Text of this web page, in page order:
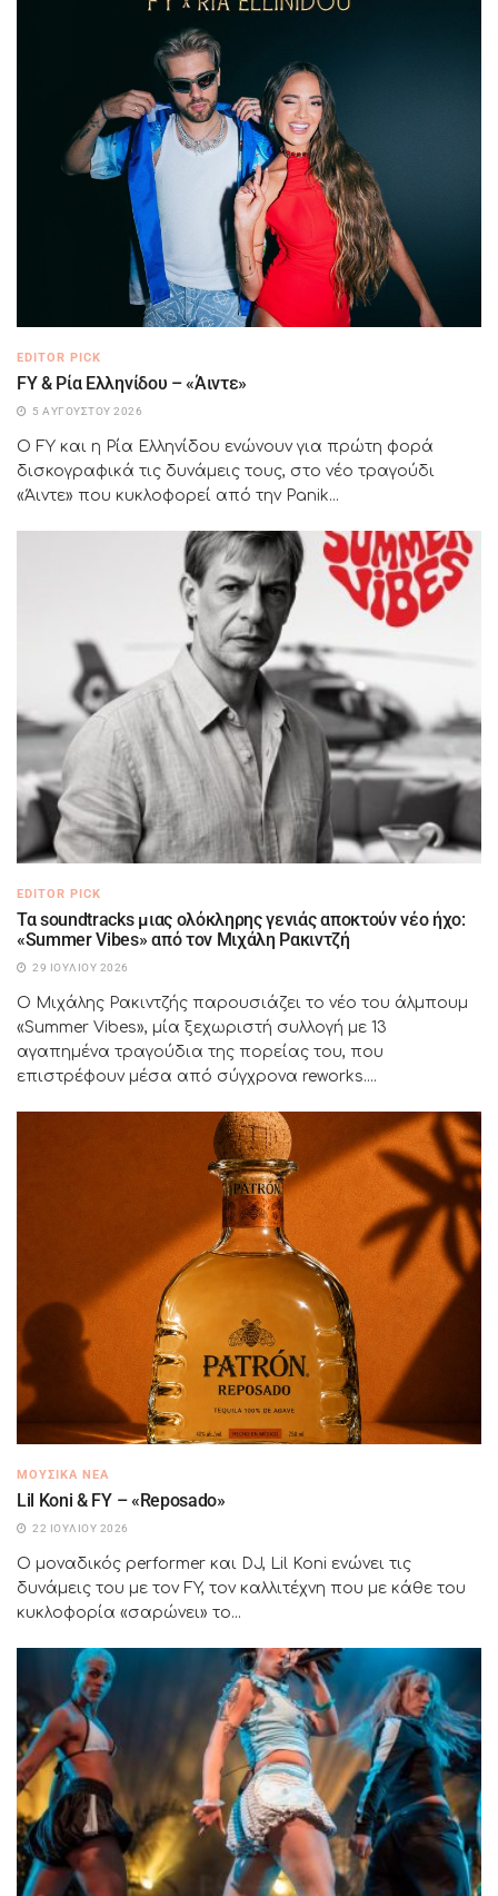
EDITOR PICK
FY & Ρία Ελληνίδου – «Άιντε»
5 ΑΥΓΟΎΣΤΟΥ 2026
Ο FY και η Ρία Ελληνίδου ενώνουν για πρώτη φορά
δισκογραφικά τις δυνάμεις τους, στο νέο τραγούδι
«Άιντε» που κυκλοφορεί από την Panik...
EDITOR PICK
Τα soundtracks μιας ολόκληρης γενιάς αποκτούν νέο ήχο:
«Summer Vibes» από τον Μιχάλη Ρακιντζή
29 ΙΟΥΛΊΟΥ 2026
Ο Μιχάλης Ρακιντζής παρουσιάζει το νέο του άλμπουμ
«Summer Vibes», μία ξεχωριστή συλλογή με 13
αγαπημένα τραγούδια της πορείας του, που
επιστρέφουν μέσα από σύγχρονα reworks....
ΜΟΥΣΙΚΆ ΝΈΑ
Lil Koni & FY – «Reposado»
22 ΙΟΥΛΊΟΥ 2026
Ο μοναδικός performer και DJ, Lil Koni ενώνει τις
δυνάμεις του με τον FY, τον καλλιτέχνη που με κάθε του
κυκλοφορία «σαρώνει» το...